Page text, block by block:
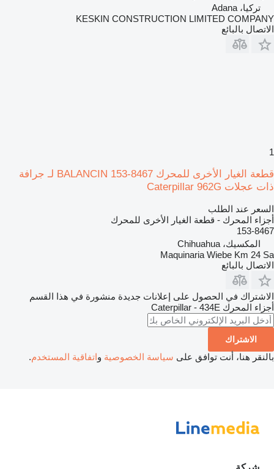
تركيا، Adana
KESKIN CONSTRUCTION LIMITED COMPANY
الاتصال بالبائع
1
قطعة الغيار الأخرى للمحرك BALANCIN 153-8467 لـ جرافة
ذات عجلات Caterpillar 962G
السعر عند الطلب
أجزاء المحرك - قطعة الغيار الأخرى للمحرك
153-8467
المكسيك، Chihuahua
Maquinaria Wiebe Km 24 Sa
الاتصال بالبائع
الاشتراك في الحصول على إعلانات جديدة منشورة في هذا القسم
أجزاء المحرك Caterpillar - 434E
الاشتراك
بالنقر هنا، أنت توافق على سياسة الخصوصية واتفاقية المستخدم.